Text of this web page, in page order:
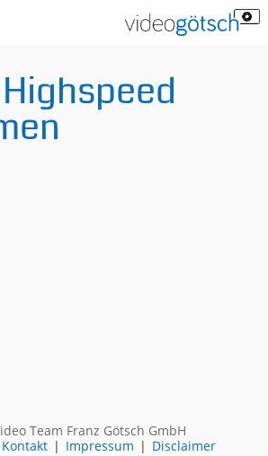
Team Franz Götsch GmbH
Kontakt | Impressum | Disclaimer